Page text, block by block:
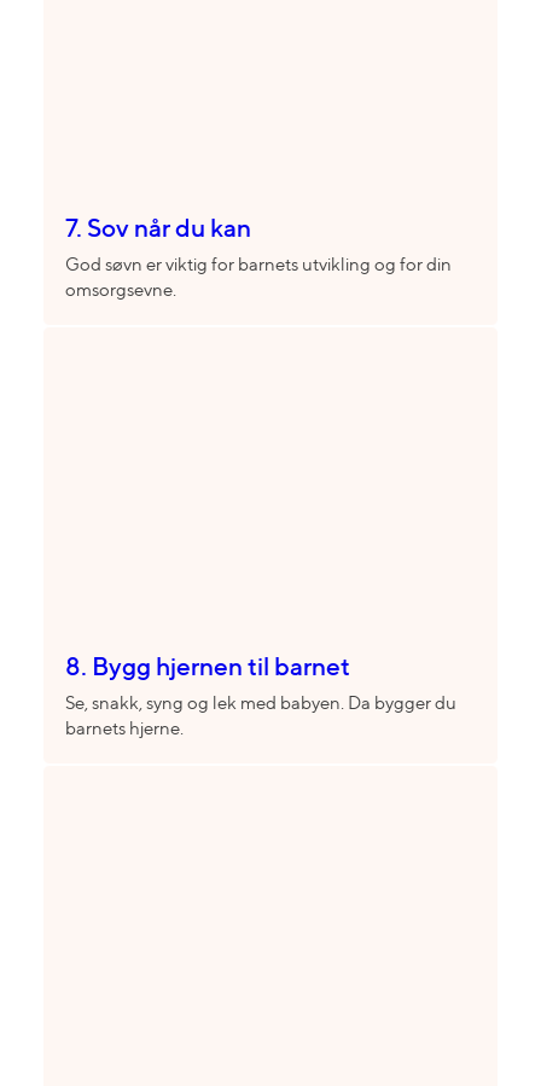
7. Sov når du kan
God søvn er viktig for barnets utvikling og for din
omsorgsevne.
8. Bygg hjernen til barnet
Se, snakk, syng og lek med babyen. Da bygger du
barnets hjerne.